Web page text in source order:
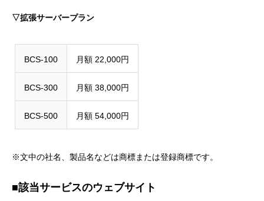
▽拡張サーバープラン
BCS-100 月額 22,000円
BCS-300 月額 38,000円
BCS-500 月額 54,000円
※文中の社名、製品名などは商標または登録商標です。
■該当サービスのウェブサイト